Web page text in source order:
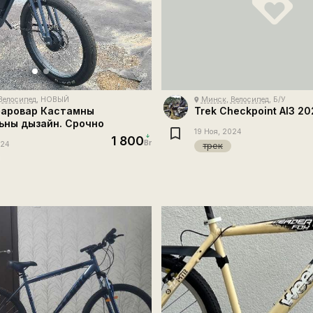
, НОВЫЙ
Кастамны
дызайн. Срочно
1 800Br
place Минск, Велосипед, Б/У
Trek Checkpoint Al3
19 Ноя, 2024
трек